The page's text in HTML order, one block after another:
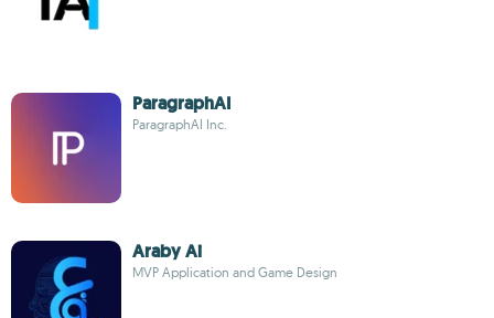
ParagraphAI
ParagraphAI Inc.
Araby Ai
MVP Application and Game Design